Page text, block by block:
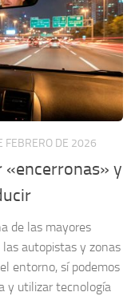
FEBRERO DE 2026
«encerronas» y
de las mayores
autopistas y zonas
entorno, sí podemos
y utilizar tecnología